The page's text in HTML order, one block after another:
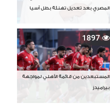
المصري بعد تعديل تهنئة بطل آسيا
1897
المستبعدين من قائمة الأهلي لمواجهة
بيراميدز